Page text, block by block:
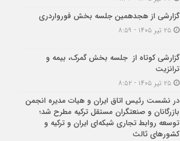
گزارشی از هجدهمین جلسه بخش فورواردری
۲۵ تیر ۱۴۰۵ - ۸:۵۹
گزارشی کوتاه از جلسه بخش گمرک، بیمه و
ترانزیت
۲۵ تیر ۱۴۰۵ - ۸:۵۲
در نشست رئیس اتاق ایران و هیات مدیره انجمن
بازرگانان و صنعتگران مستقل ترکیه مطرح شد؛
توسعه روابط تجاری شبکه‌ای ایران و ترکیه و
کشورهای ثالث